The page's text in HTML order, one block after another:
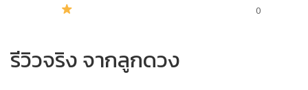
0
รีวิวจริง จากลูกดวง